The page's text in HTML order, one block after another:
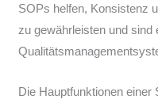
SOPs helfen, Konsistenz
zu gewährleisten und sind
Die Hauptfunktionen einer